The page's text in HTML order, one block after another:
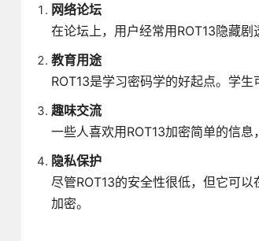
网络论坛
在论坛上，用户经常用ROT13隐藏
教育用途
ROT13是学习密码学的好起点。学
趣味交流
一些人喜欢用ROT13加密简单的信
隐私保护
尽管ROT13的安全性很低，但它可
加密。